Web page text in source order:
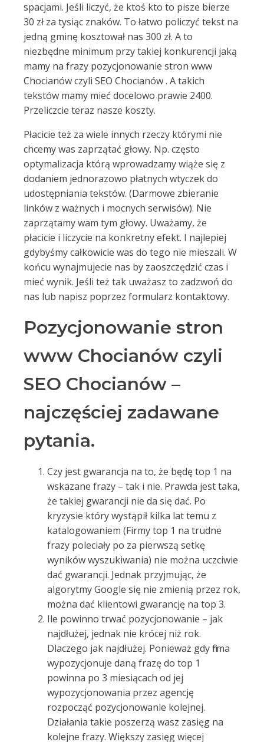
spacjami. Jeśli liczyć, że ktoś kto to pisze bierze
30 zł za tysiąc znaków. To łatwo policzyć tekst na
jedną gminę kosztował nas 300 zł. A to
niezbędne minimum przy takiej konkurencji jaką
mamy na frazy pozycjonowanie stron www
Chocianów czyli SEO Chocianów . A takich
tekstów mamy mieć docelowo prawie 2400.
Przeliczcie teraz nasze koszty.
Płacicie też za wiele innych rzeczy którymi nie
chcemy was zaprzątać głowy. Np. często
optymalizacja którą wprowadzamy wiąże się z
dodaniem jednorazowo płatnych wtyczek do
udostępniania tekstów. (Darmowe zbieranie
linków z ważnych i mocnych serwisów). Nie
zaprzątamy wam tym głowy. Uważamy, że
płacicie i liczycie na konkretny efekt. I najlepiej
gdybyśmy całkowicie was do tego nie mieszali. W
końcu wynajmujecie nas by zaoszczędzić czas i
mieć wynik. Jeśli też tak uważasz to zadzwoń do
nas lub napisz poprzez formularz kontaktowy.
Pozycjonowanie stron
www Chocianów czyli
SEO Chocianów –
najczęściej zadawane
pytania.
Czy jest gwarancja na to, że będę top 1 na
wskazane frazy – tak i nie. Prawda jest taka,
że takiej gwarancji nie da się dać. Po
kryzysie który wystąpił kilka lat temu z
katalogowaniem (Firmy top 1 na trudne
frazy poleciały po za pierwszą setkę
wyników wyszukiwania) nie można uczciwie
dać gwarancji. Jednak przyjmując, że
algorytmy Google się nie zmienią przez rok,
można dać klientowi gwarancję na top 3.
Ile powinno trwać pozycjonowanie – jak
najdłużej, jednak nie krócej niż rok.
Dlaczego jak najdłużej. Ponieważ gdy firma
wypozycjonuje daną frazę do top 1
powinna po 3 miesiącach od jej
wypozycjonowania przez agencję
rozpocząć pozycjonowanie kolejnej.
Działania takie poszerzą wasz zasięg na
kolejne frazy. Większy zasięg więcej